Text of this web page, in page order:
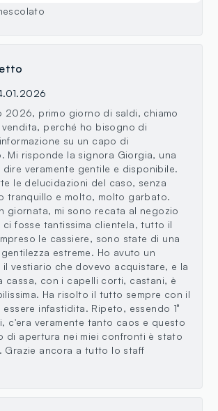
2026, primo giorno di saldi, chiamo
perché ho bisogno di
su un capo di
Mi risponde la signora Giorgia, una
veramente gentile e disponibile.
le delucidazioni del caso, senza
tranquillo e molto, molto garbato.
giornata, mi sono recata al negozio
fosse tantissima clientela, tutto il
le cassiere, sono state di una
estreme. Ho avuto un
vestiario che dovevo acquistare, e la
cassa, con i capelli corti, castani, è
Ha risolto il tutto sempre con il
infastidita. Ripeto, essendo 1°
c'era veramente tanto caos e questo
di apertura nei miei confronti è stato
Grazie ancora a tutto lo staff